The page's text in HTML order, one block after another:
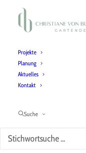
Projekte
Planung
Aktuelles
Kontakt
Suche